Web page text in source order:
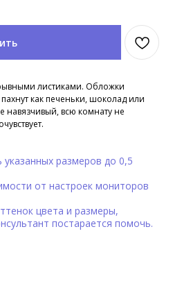
листиками. Обложки
как печеньки, шоколад или
навязчивый, всю комнату не
размеров до 0,5
от настроек мониторов
цвета и размеры,
постарается помочь.